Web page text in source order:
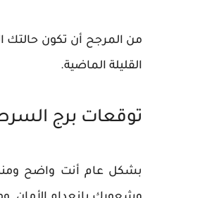
من المرجح أن تكون حالتك
القليلة الماضية.
توقعات برج
بشكل عام أنت واضح